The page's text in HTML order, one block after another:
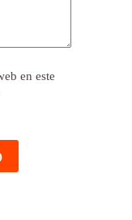
en este